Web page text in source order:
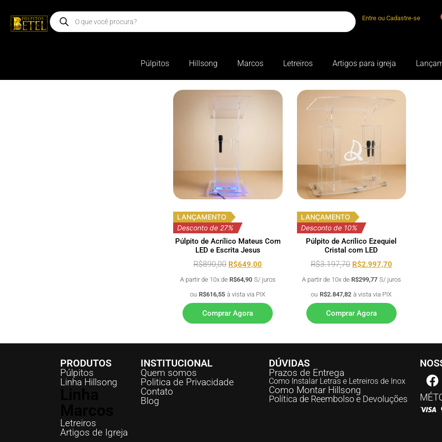
Entre ou Cadastre-se
Púlpitos Hillsong Marcos Letreiros Artigos para igreja
LANÇAMENTO
Desconto de 27%
Púlpito de Acrílico Mateus Com
LED e Escrita Jesus
R$890,00 R$649,00
A partir de 10x de R$64,90 S/ juros
ou R$616,55 à vista via PIX
Comprar Agora
LANÇAMENTO
Desconto de 10%
Púlpito de Acrílico Ezequiel
Cristal com LED
R$3.197,70 R$2.997,70
A partir de 10x de R$299,77 S/ juros
ou R$2.847,82 à vista via PIX
Comprar Agora
PRODUTOS
Púlpitos
Linha Hillsong
Letreiros
Artigos de Igreja
INSTITUCIONAL
Quem somos
Politica de Privacidade
Contato
Blog
DÚVIDAS
Prazos de Entrega
Como Instalar Letras e Letreiros de Inox
Como Montar Hillsong
Política de Reembolso e Devoluções